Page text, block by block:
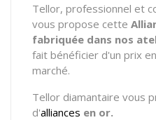
Tellor, professionnel et
vous propose cette
fabriquée dans nos
fait bénéficier d'un prix
marché.
Tellor diamantaire vous
d'alliances en or.